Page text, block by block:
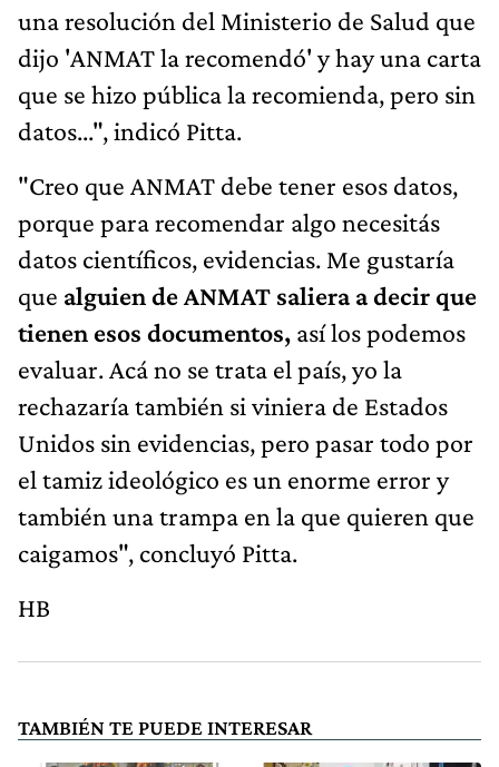
una resolución del Ministerio de Salud que
dijo 'ANMAT la recomendó' y hay una carta
que se hizo pública la recomienda, pero sin
datos...", indicó Pitta.
"Creo que ANMAT debe tener esos datos,
porque para recomendar algo necesitás
datos científicos, evidencias. Me gustaría
que alguien de ANMAT saliera a decir que
tienen esos documentos, así los podemos
evaluar. Acá no se trata el país, yo la
rechazaría también si viniera de Estados
Unidos sin evidencias, pero pasar todo por
el tamiz ideológico es un enorme error y
también una trampa en la que quieren que
caigamos", concluyó Pitta.
HB
TAMBIÉN TE PUEDE INTERESAR